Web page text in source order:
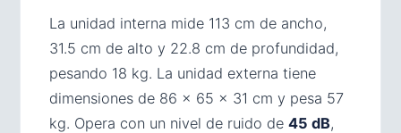
La unidad interna mide 113 cm de ancho,
31.5 cm de alto y 22.8 cm de profundidad,
pesando 18 kg. La unidad externa tiene
dimensiones de 86 × 65 × 31 cm y pesa 57
kg. Opera con un nivel de ruido de 45 dB,